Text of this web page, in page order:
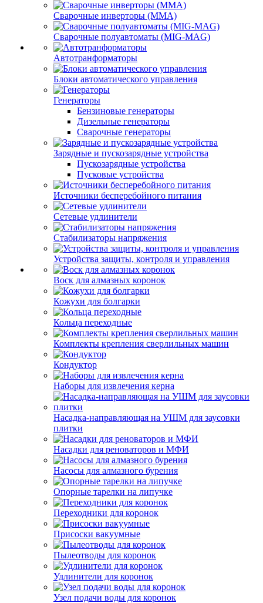
Сварочные инверторы (MMA)
Сварочные полуавтоматы (MIG-MAG)
Автотранформаторы
Блоки автоматического управления
Генераторы
Бензиновые генераторы
Дизельные генераторы
Сварочные генераторы
Зарядные и пускозарядные устройства
Пускозарядные устройства
Пусковые устройства
Источники бесперебойного питания
Сетевые удлинители
Стабилизаторы напряжения
Устройства защиты, контроля и управления
Воск для алмазных коронок
Кожухи для болгарки
Кольца переходные
Комплекты крепления сверлильных машин
Кондуктор
Наборы для извлечения керна
Насадка-направляющая на УШМ для заусовки
плитки
Насадки для реноваторов и МФИ
Насосы для алмазного бурения
Опорные тарелки на липучке
Переходники для коронок
Присоски вакуумные
Пылеотводы для коронок
Удлинители для коронок
Узел подачи воды для коронок